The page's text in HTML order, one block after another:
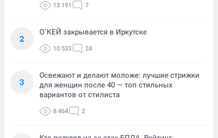
13 191 7
2
О`КЕЙ закрывается в Иркутске
10 533 24
3
Освежают и делают моложе: лучшие стрижки
для женщин после 40 — топ стильных
вариантов от стилиста
8 464 2